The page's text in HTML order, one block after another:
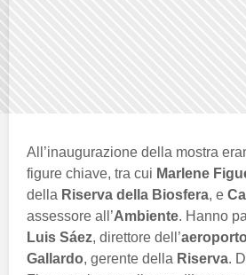
All’inaugurazione della mostra
figure chiave, tra cui Marlene
della Riserva della Biosfera, e
assessore all’Ambiente. Hanno
Luis Sáez, direttore dell’aeroporto
Gallardo, gerente della Riserva.